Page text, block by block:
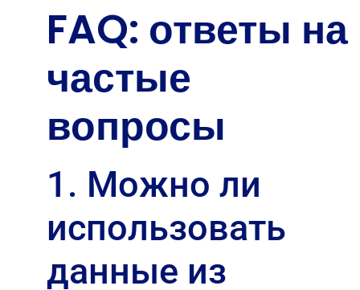
FAQ: ответы на
частые
вопросы
1. Можно ли
использовать
данные из